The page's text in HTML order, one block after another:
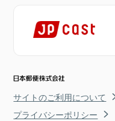
サイトのご利用について
プライバシーポリシー